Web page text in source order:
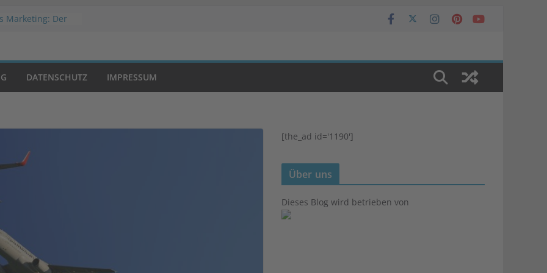
Marketing: Der
DATENSCHUTZ IMPRESSUM
[the_ad id='1190']
Über uns
Dieses Blog wird betrieben von